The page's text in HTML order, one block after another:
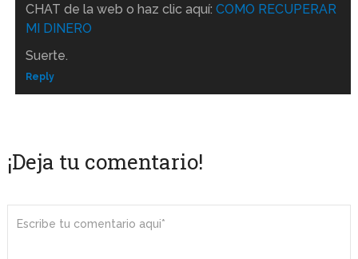
CHAT de la web o haz clic aquí: COMO RECUPERAR
MI DINERO
Suerte.
Reply
¡Deja tu comentario!